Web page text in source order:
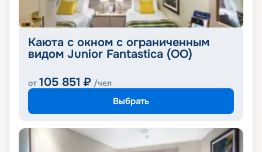
Каюта с окном с ограниченным
видом Junior Fantastica (OO)
от 105 851 ₽ /чел
Выбрать